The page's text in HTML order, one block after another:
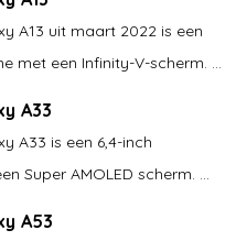
A13 uit maart 2022 is een
met een Infinity-V-scherm. ...
A33
A33 is een 6,4-inch
Super AMOLED scherm. ...
A53